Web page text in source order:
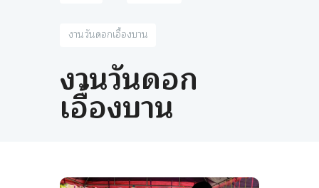
งานวันดอกเอื้องบาน
งานวันดอก
เอื้องบาน